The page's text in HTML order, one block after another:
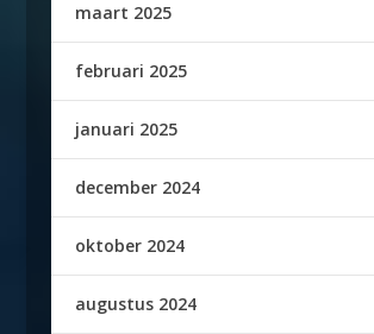
maart 2025
februari 2025
januari 2025
december 2024
oktober 2024
augustus 2024